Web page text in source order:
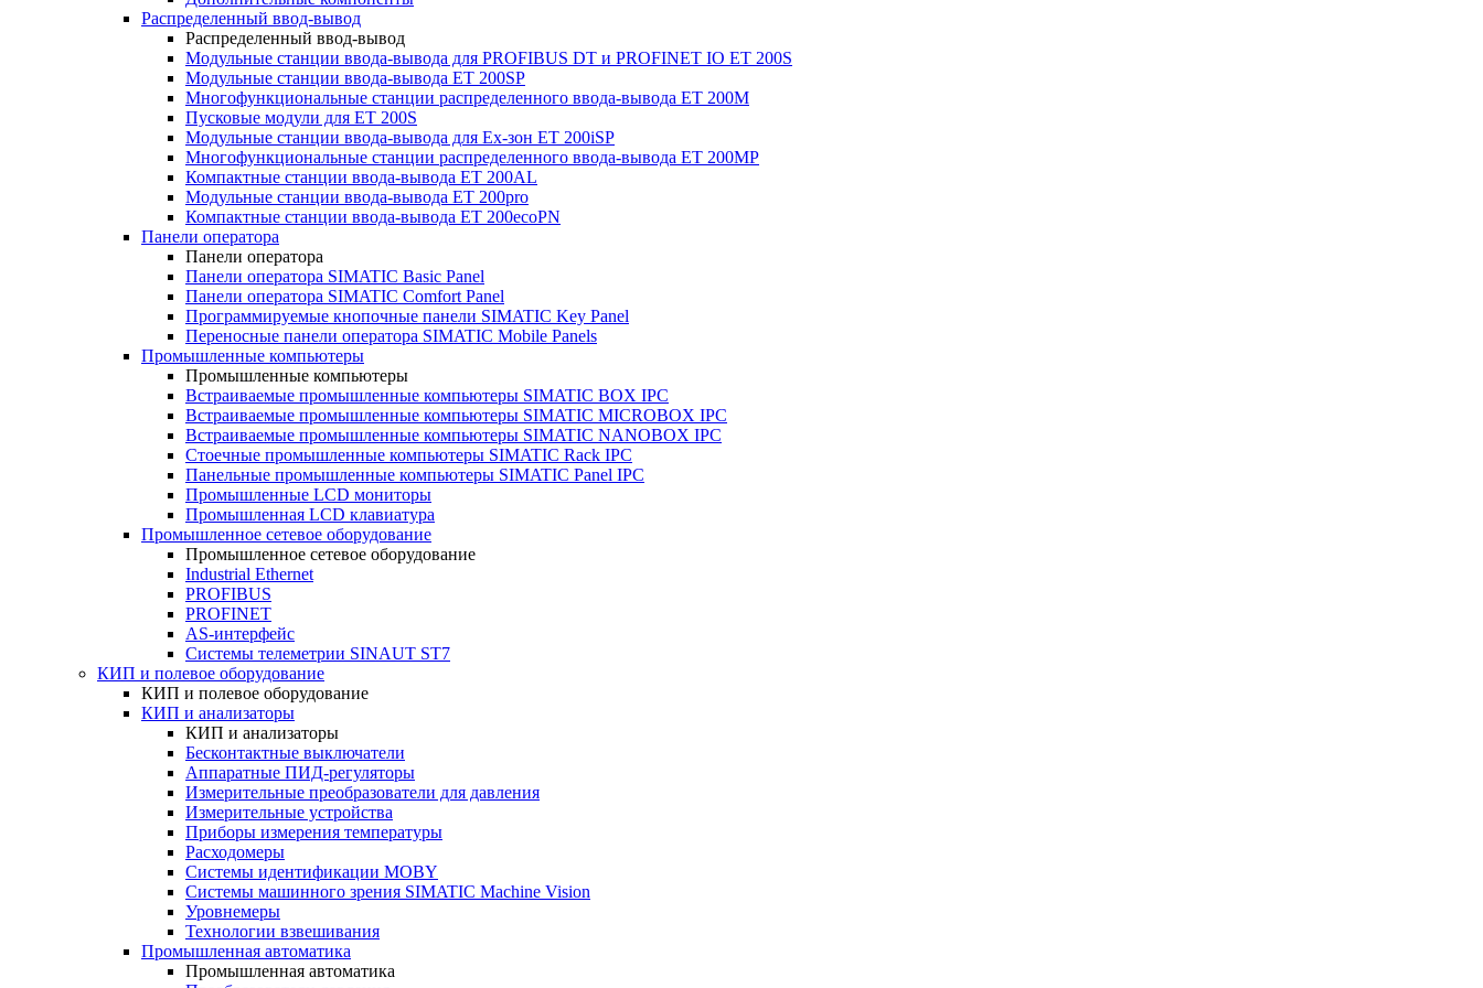
Распределенный ввод-вывод
Распределенный ввод-вывод
Модульные станции ввода-вывода для PROFIBUS DT и PROFINET IO ET 200S
Модульные станции ввода-вывода ET 200SP
Многофункциональные станции распределенного ввода-вывода ET 200M
Пусковые модули для ET 200S
Модульные станции ввода-вывода для Ex-зон ET 200iSP
Многофункциональные станции распределенного ввода-вывода ET 200MP
Компактные станции ввода-вывода ET 200AL
Модульные станции ввода-вывода ET 200pro
Компактные станции ввода-вывода ET 200ecoPN
Панели оператора
Панели оператора
Панели оператора SIMATIC Basic Panel
Панели оператора SIMATIC Comfort Panel
Программируемые кнопочные панели SIMATIC Key Panel
Переносные панели оператора SIMATIC Mobile Panels
Промышленные компьютеры
Промышленные компьютеры
Встраиваемые промышленные компьютеры SIMATIC BOX IPC
Встраиваемые промышленные компьютеры SIMATIC MICROBOX IPC
Встраиваемые промышленные компьютеры SIMATIC NANOBOX IPC
Стоечные промышленные компьютеры SIMATIC Rack IPC
Панельные промышленные компьютеры SIMATIC Panel IPC
Промышленные LCD мониторы
Промышленная LCD клавиатура
Промышленное сетевое оборудование
Промышленное сетевое оборудование
Industrial Ethernet
PROFIBUS
PROFINET
AS-интерфейс
Системы телеметрии SINAUT ST7
КИП и полевое оборудование
КИП и полевое оборудование
КИП и анализаторы
КИП и анализаторы
Бесконтактные выключатели
Аппаратные ПИД-регуляторы
Измерительные преобразователи для давления
Измерительные устройства
Приборы измерения температуры
Расходомеры
Системы идентификации MOBY
Системы машинного зрения SIMATIC Machine Vision
Уровнемеры
Технологии взвешивания
Промышленная автоматика
Промышленная автоматика